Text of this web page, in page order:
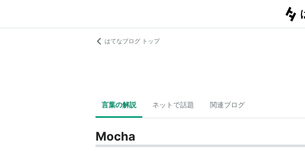
はてなブログ トップ
言葉の解説 ネットで話題 関連ブログ
Mocha